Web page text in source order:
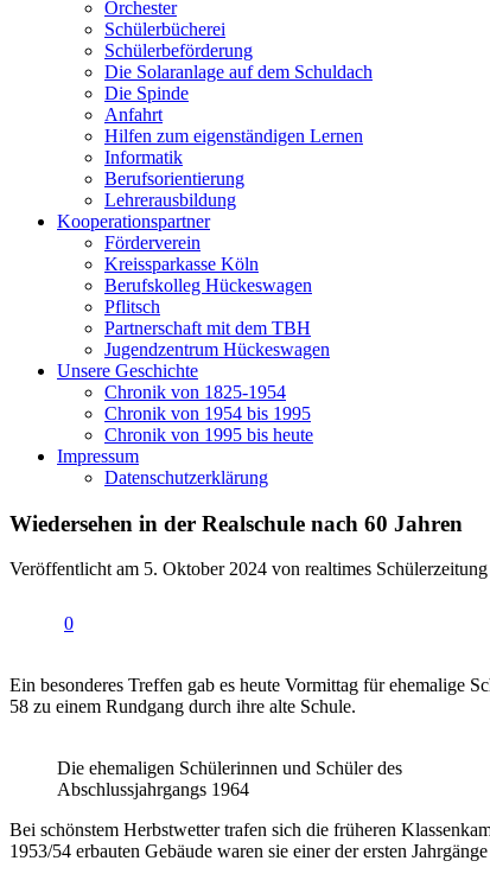
Orchester
Schülerbücherei
Schülerbeförderung
Die Solaranlage auf dem Schuldach
Die Spinde
Anfahrt
Hilfen zum eigenständigen Lernen
Informatik
Berufsorientierung
Lehrerausbildung
Kooperationspartner
Förderverein
Kreissparkasse Köln
Berufskolleg Hückeswagen
Pflitsch
Partnerschaft mit dem TBH
Jugendzentrum Hückeswagen
Unsere Geschichte
Chronik von 1825-1954
Chronik von 1954 bis 1995
Chronik von 1995 bis heute
Impressum
Datenschutzerklärung
Wiedersehen in der Realschule nach 60 Jahren
Veröffentlicht am 5. Oktober 2024 von realtimes Schülerzeitung
0
Ein besonderes Treffen gab es heute Vormittag für ehemalige
58 zu einem Rundgang durch ihre alte Schule.
Die ehemaligen Schülerinnen und Schüler des
Abschlussjahrgangs 1964
Bei schönstem Herbstwetter trafen sich die früheren
1953/54 erbauten Gebäude waren sie einer der ersten